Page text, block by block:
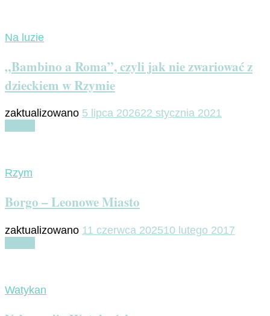
Na luzie
„Bambino a Roma”, czyli jak nie zwariować z
dzieckiem w Rzymie
zaktualizowano 5 lipca 202622 stycznia 2021
Rzym
Borgo – Leonowe Miasto
zaktualizowano 11 czerwca 202510 lutego 2017
Watykan